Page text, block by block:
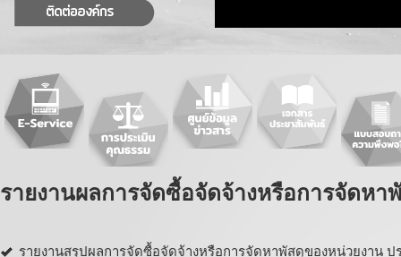
รายงานผลการจัดซื้อจัดจ้างหรือการจัดหา
รายงานสรุปผลการจัดซื้อจัดจ้างหรือการจัดหาพัสดุของหน่วยงาน